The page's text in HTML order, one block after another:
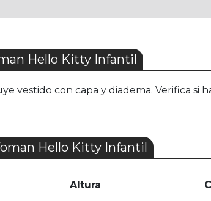
Hello Kitty Infantil
vestido con capa y diadema. Verifica si
Hello Kitty Infantil
Altura